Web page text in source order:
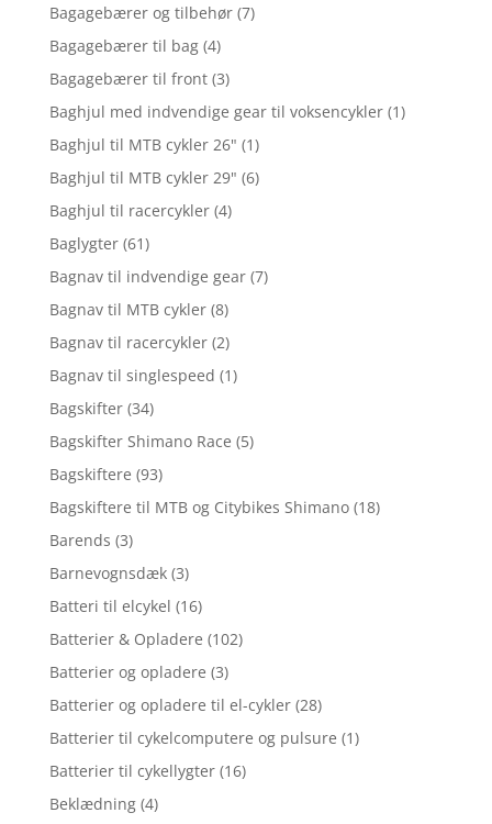
Bagagebærer og tilbehør (7)
Bagagebærer til bag (4)
Bagagebærer til front (3)
Baghjul med indvendige gear til voksencykler (1)
Baghjul til MTB cykler 26" (1)
Baghjul til MTB cykler 29" (6)
Baghjul til racercykler (4)
Baglygter (61)
Bagnav til indvendige gear (7)
Bagnav til MTB cykler (8)
Bagnav til racercykler (2)
Bagnav til singlespeed (1)
Bagskifter (34)
Bagskifter Shimano Race (5)
Bagskiftere (93)
Bagskiftere til MTB og Citybikes Shimano (18)
Barends (3)
Barnevognsdæk (3)
Batteri til elcykel (16)
Batterier & Opladere (102)
Batterier og opladere (3)
Batterier og opladere til el-cykler (28)
Batterier til cykelcomputere og pulsure (1)
Batterier til cykellygter (16)
Beklædning (4)